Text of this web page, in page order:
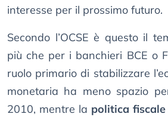
interesse per il prossimo futuro.
Secondo l’OCSE è questo il
più che per i banchieri BCE o
ruolo primario di stabilizzare
monetaria ha meno spazio
2010, mentre la politica fiscale